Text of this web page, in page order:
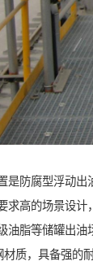
是防腐型浮动出
求高的场景设计
油脂等储罐出油
材质，具备强的